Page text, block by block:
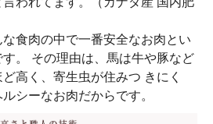
食肉の中で一番安全なお肉とい
。 その理由は、馬は牛や豚など
高く、寄生虫が住みつ きにく
シーなお肉だからです。